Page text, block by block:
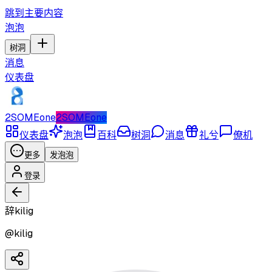
跳到主要内容
泡泡
树洞
消息
仪表盘
2SOMEone2SOMEone
仪表盘
泡泡 百科 树洞 消息 礼兮 僚机
更多 发泡泡
登录
辞kilig
@kilig